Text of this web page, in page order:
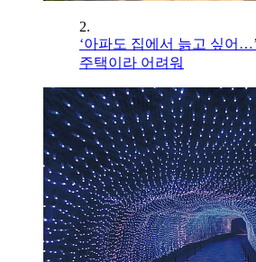
2.
‘아파도 집에서 늙고 싶어
주택이라 어려워